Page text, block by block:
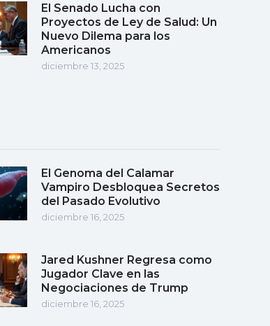
El Senado Lucha con
Proyectos de Ley de Salud: Un
Nuevo Dilema para los
Americanos
diciembre 13, 2025
El Genoma del Calamar
Vampiro Desbloquea Secretos
del Pasado Evolutivo
diciembre 16, 2025
Jared Kushner Regresa como
Jugador Clave en las
Negociaciones de Trump
diciembre 16, 2025